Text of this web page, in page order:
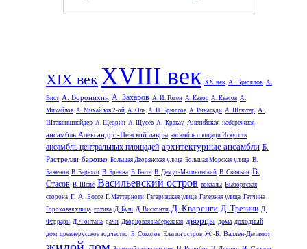
XIX векXVIII век XX век А. Брюллов А.
Вист А. Воронихин А. Захаров А. И. Гоген А. Кавос А. Квасов А.
Михайлов А. Михайлов 2-ой А. Оль А. П. Брюллов А. Ринальди А. Шлютер А.
Штакеншнейдер А. Щедрин А. Щусев А. Кракау Английская набережная
ансамбль Александро-Невской лавры ансамбль площади Искусств
ансамбль центральных площадей архитектурные ансамбли Б.
Растрелли барокко Большая Дворянская улица Большая Морская улица В.
Баженов В. Беретти В. Бренна В. Гесте В. Демут-Малиновский В. Свиньин В.
Стасов В. Шене Васильевский остров вокзалы Выборгская
сторона Г. А. Боссе Г. Маттарнови Гагаринская улица Галерная улица Гатчина
Гороховая улица готика Д. Буш Д. Висконти Д. Кваренги Д. Трезини Д.
Феррари Д. Фонтана дачи Дворцовая набережная дворцы дома доходный
дом древнерусское зодчество Е. Соколов Елагин остров Ж.-Б. Валлен-Деламот